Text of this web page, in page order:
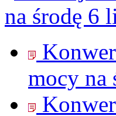
na środę 6
mocy na